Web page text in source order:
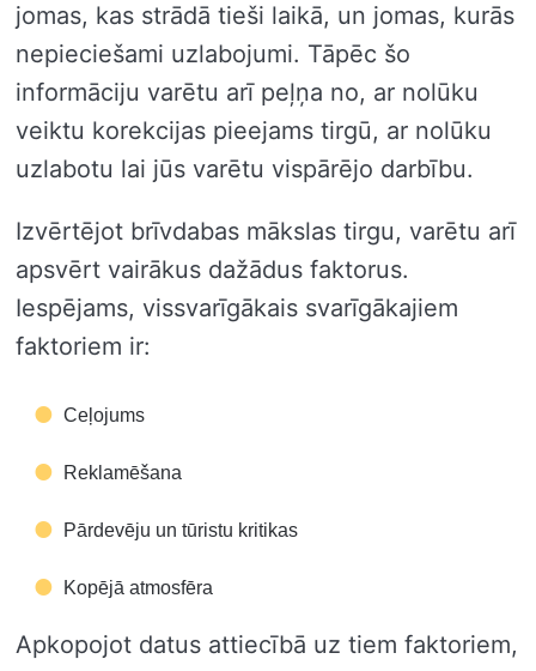
jomas, kas strādā tieši laikā, un jomas, kurās
nepieciešami uzlabojumi. Tāpēc šo
informāciju varētu arī peļņa no, ar nolūku
veiktu korekcijas pieejams tirgū, ar nolūku
uzlabotu lai jūs varētu vispārējo darbību.
Izvērtējot brīvdabas mākslas tirgu, varētu arī
apsvērt vairākus dažādus faktorus.
Iespējams, vissvarīgākais svarīgākajiem
faktoriem ir:
Ceļojums
Reklamēšana
Pārdevēju un tūristu kritikas
Kopējā atmosfēra
Apkopojot datus attiecībā uz tiem faktoriem,